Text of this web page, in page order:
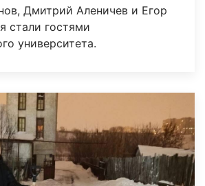
Дмитрий Аленичев и Егор
стали гостями
университета.